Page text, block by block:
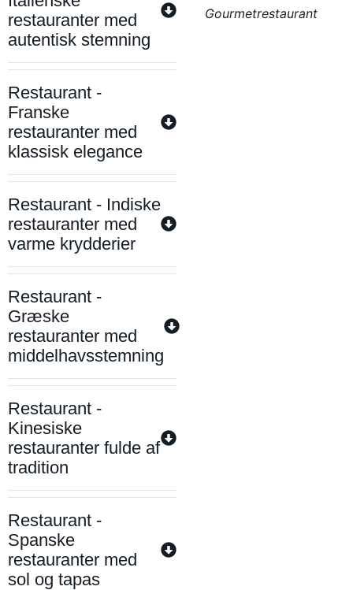
restauranter med
autentisk stemning
Restaurant -
Franske
restauranter med
klassisk elegance
Restaurant - Indiske
restauranter med
varme krydderier
Restaurant -
Græske
restauranter med
middelhavsstemning
Restaurant -
Kinesiske
restauranter fulde af
tradition
Restaurant -
Spanske
restauranter med
sol og tapas
Gourmetrestaurant